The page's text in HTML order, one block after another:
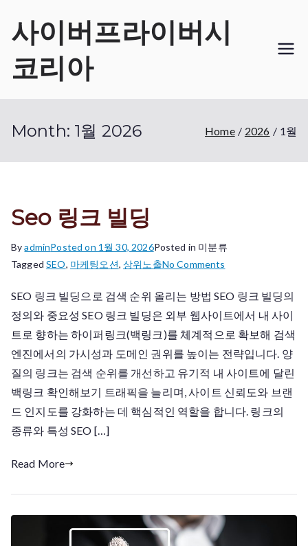
content
사이버프라이버시
코리아
Month: 1월 2026 Home 2026 1월
Seo 링크 빌딩
ByadminPosted on 1월 30, 2026Posted in 미분류
TaggedSEO, 마케팅오션,상위노출No Comments
링
크
빌
딩
SEO 링크 빌딩으로 검색 순위 올리는 방법 SEO 링크 빌딩의
정의와 중요성 SEO 링크 빌딩은 외부 웹사이트에서 내 사이
트로 향하는 하이퍼링크(백링크)를 체계적으로 확보해 검색
엔진에서의 가시성과 도메인 권위를 높이는 전략입니다. 양
질의 링크는 검색 순위를 개선하고 유기적 내 사이트에 달린
백링크 확인해보기 트래픽을 늘리며, 사이트 신뢰도와 브랜
드 인지도를 강화하는 데 핵심적인 역할을 합니다. 링크의
종류와 특성 SEO […]
Read More